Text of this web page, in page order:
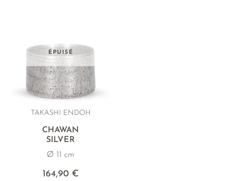
ÉPUISÉ
TAKASHI ENDOH
CHAWAN
SILVER
Ø 11 cm
164,90 €